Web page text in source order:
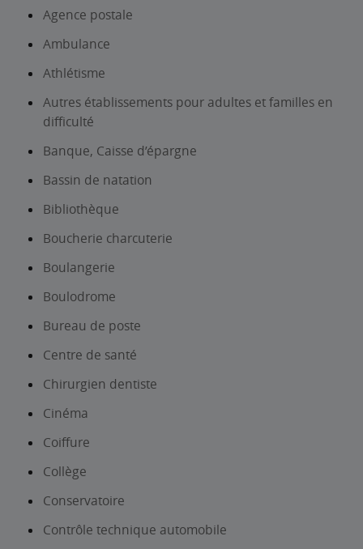
Agence postale
Ambulance
Athlétisme
Autres établissements pour adultes et familles en
difficulté
Banque, Caisse d’épargne
Bassin de natation
Bibliothèque
Boucherie charcuterie
Boulangerie
Boulodrome
Bureau de poste
Centre de santé
Chirurgien dentiste
Cinéma
Coiffure
Collège
Conservatoire
Contrôle technique automobile